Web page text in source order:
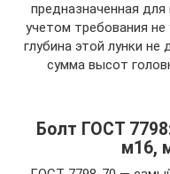
предназначенная
учетом требования
глубина этой лунки
сумма высот
Болт ГОСТ
м16,